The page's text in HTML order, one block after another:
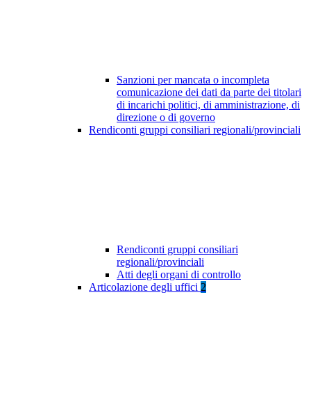
Sanzioni per mancata o incompleta
comunicazione dei dati da parte dei titolari
di incarichi politici, di amministrazione, di
direzione o di governo
Rendiconti gruppi consiliari regionali/provinciali
Rendiconti gruppi consiliari
regionali/provinciali
Atti degli organi di controllo
Articolazione degli uffici 2